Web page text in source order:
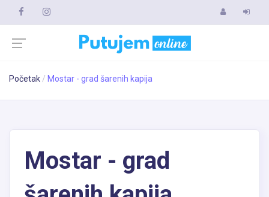
Početak Mostar - grad šarenih kapija
Mostar - grad